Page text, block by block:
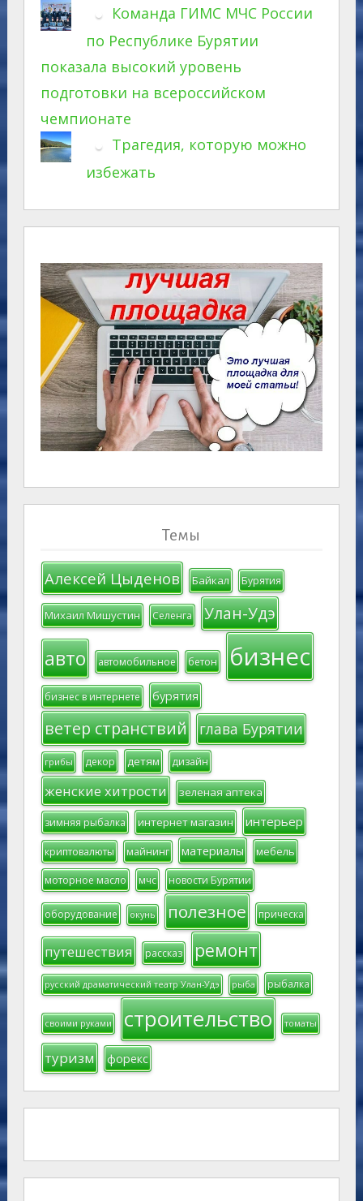
Команда ГИМС МЧС России
по Республике Бурятии
показала высокий уровень
подготовки на всероссийском
чемпионате
Трагедия, которую можно
избежать
Темы
Алексей Цыденов Байкал Бурятия
Михаил Мишустин Селенга Улан-Удэ
авто автомобильное бетон бизнес
бизнес в интернете бурятия
ветер странствий глава Бурятии
грибы декор детям дизайн
женские хитрости зеленая аптека
зимняя рыбалка интернет магазин интерьер
криптовалюты майнинг материалы мебель
моторное масло мчс новости Бурятии
оборудование окунь полезное прическа
путешествия рассказ ремонт
русский драматический театр Улан-Удэ рыба рыбалка
своими руками строительство томаты
туризм форекс